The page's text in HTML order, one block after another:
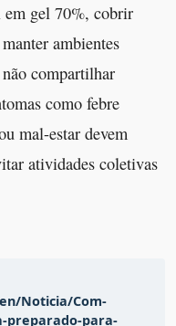
em gel 70%, cobrir
ambientes
compartilhar
como febre
mal-estar devem
atividades coletivas
Noticia/Com-
preparado-para-